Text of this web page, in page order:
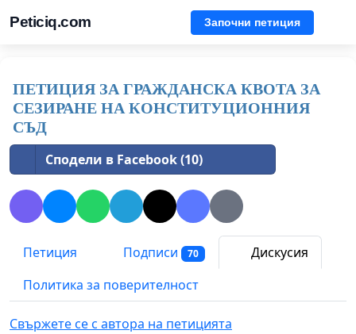
Peticiq.com Започни петиция
ПЕТИЦИЯ ЗА ГРАЖДАНСКА КВОТА ЗА
СЕЗИРАНЕ НА КОНСТИТУЦИОННИЯ
СЪД
Сподели в Facebook (10)
Петиция Подписи 70
Дискусия
Политика за поверителност
Свържете се с автора на петицията